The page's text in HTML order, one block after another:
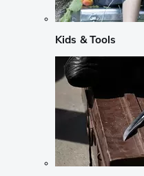
Kids & Tools